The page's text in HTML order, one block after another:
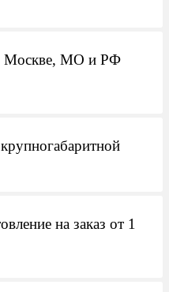
Москве, МО и РФ
на заказ от 1